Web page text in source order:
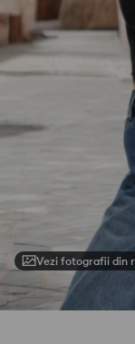
Vezi fotografii din